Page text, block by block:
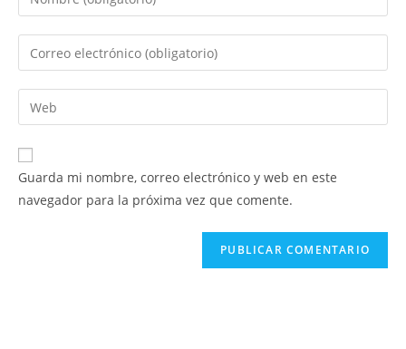
tu
nombre
de
usuario
para
comentar
Introduce
tu
dirección
de
electrónico
para
comentar
Introduce
la
URL
de
Guarda mi nombre, correo electrónico y web en este
navegador para la próxima vez que comente.